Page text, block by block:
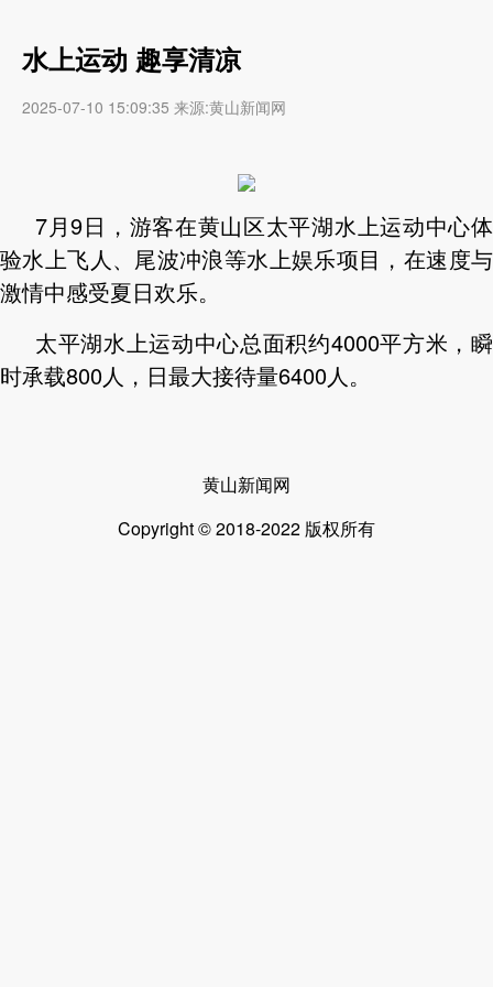
水上运动 趣享清凉
2025-07-10 15:09:35 来源:黄山新闻网
7月9日，游客在黄山区太平湖水上运动中心体
验水上飞人、尾波冲浪等水上娱乐项目，在速度与
激情中感受夏日欢乐。
太平湖水上运动中心总面积约4000平方米，瞬
时承载800人，日最大接待量6400人。
黄山新闻网
Copyright © 2018-2022 版权所有